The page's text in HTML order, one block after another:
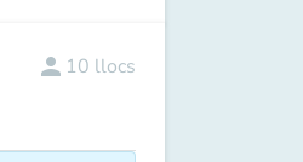
person 10 llocs